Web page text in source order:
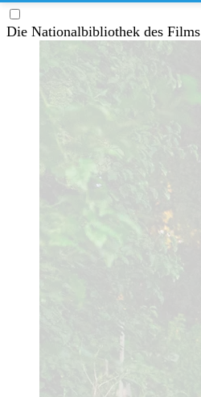
Die Nationalbibliothek des Films